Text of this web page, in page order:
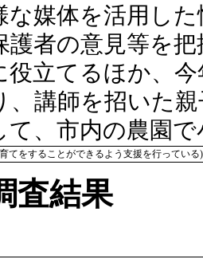
な媒体を活用し
護者の意見等を
役立てるほか、
、講師を招いた
て、市内の農園
てをすることができるよう支援を行っている)
査結果